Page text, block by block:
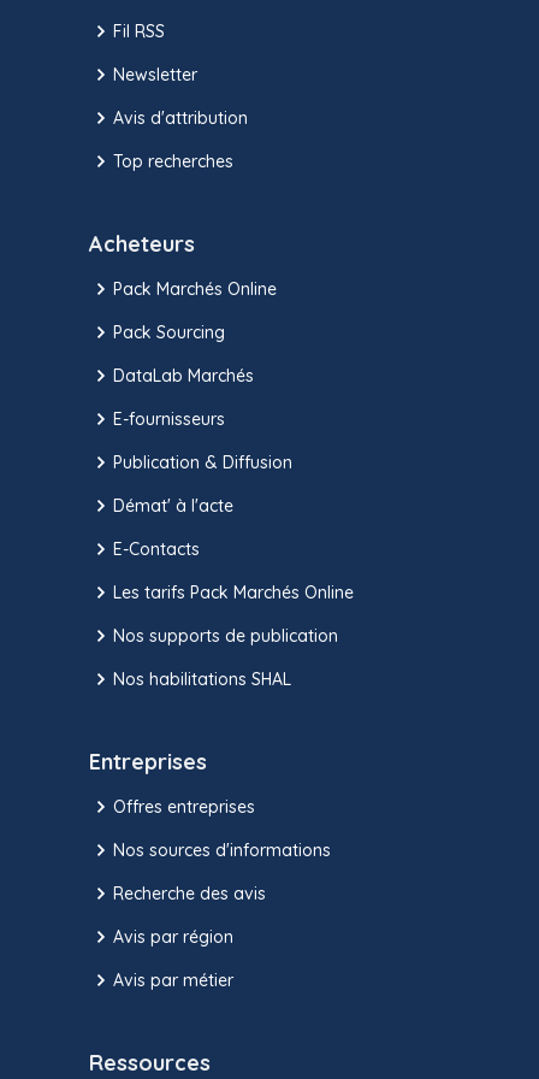
Fil RSS
Newsletter
Avis d'attribution
Top recherches
Acheteurs
Pack Marchés Online
Pack Sourcing
DataLab Marchés
E-fournisseurs
Publication & Diffusion
Démat' à l'acte
E-Contacts
Les tarifs Pack Marchés Online
Nos supports de publication
Nos habilitations SHAL
Entreprises
Offres entreprises
Nos sources d'informations
Recherche des avis
Avis par région
Avis par métier
Ressources